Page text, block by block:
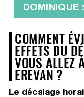
DOMINIQUE
COMMENT
EFFETS DU
VOUS ALLEZ
EREVAN ?
Le décalage